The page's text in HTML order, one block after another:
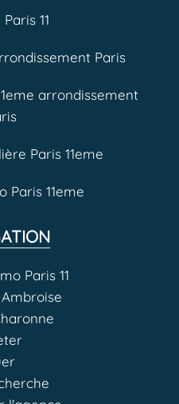
11
Paris
arrondissement
Paris 11eme
Paris 11eme
Paris 11